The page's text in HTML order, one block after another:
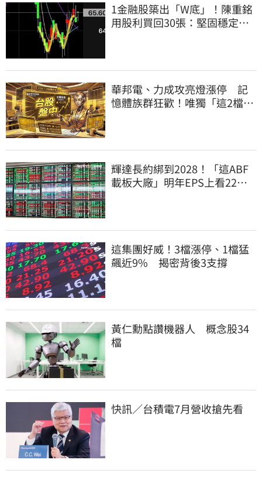
1金融股築出「W底」！陳重銘
用股利買回30張：堅固穩定的
華邦電、力成攻亮燈漲停 記
憶體族群狂歡！唯獨「這2檔」
輝達長約綁到2028！「這ABF
載板大廠」明年EPS上看22
這集團好威！3檔漲停、1檔猛
飆近9% 揭密背後3支撐
黃仁勳點讚機器人 概念股34
檔
快訊／台積電7月營收搶先看